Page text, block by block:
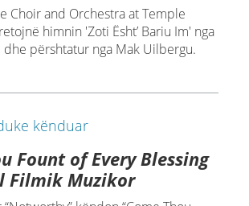
Choir and Orchestra at Temple
himnin 'Zoti Ësht’ Bariu Im' nga
dhe përshtatur nga Mak Uilbergu.
Fount of Every Blessing
Filmik Muzikor